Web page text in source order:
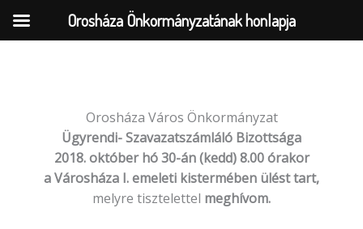
Orosháza Város Önkormányzat
Ügyrendi- Szavazatszámláló Bizottsága
2018. október hó 30-án (kedd) 8.00 órakor
a Városháza I. emeleti kistermében ülést tart,
melyre tisztelettel meghívom.
Orosháza Önkormányzatának honlapja